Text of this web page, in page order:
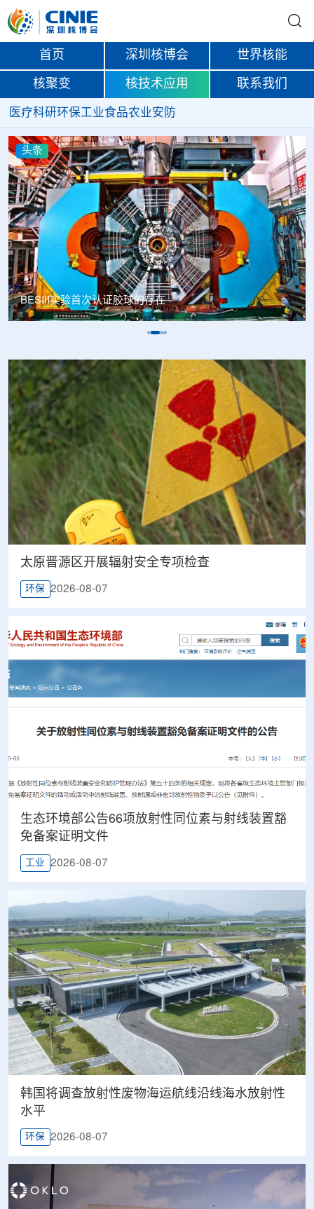
首页 深圳核博会 世界核能
核聚变 核技术应用 联系我们
医疗科研环保工业食品农业安防
头条
BESIII实验首次认证胶球的存在
太原晋源区开展辐射安全专项检查
环保 2026-08-07
生态环境部公告66项放射性同位素与射线装置豁
免备案证明文件
工业 2026-08-07
韩国将调查放射性废物海运航线沿线海水放射性
水平
环保 2026-08-07